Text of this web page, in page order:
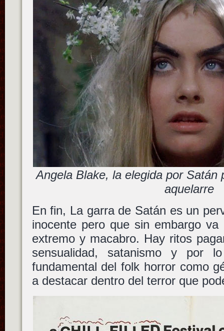
Angela Blake, la elegida por Satán
aquelarre
En fin, La garra de Satán es un
inocente pero que sin embargo va
extremo y macabro. Hay ritos
sensualidad, satanismo y por
fundamental del folk horror como
a destacar dentro del terror que